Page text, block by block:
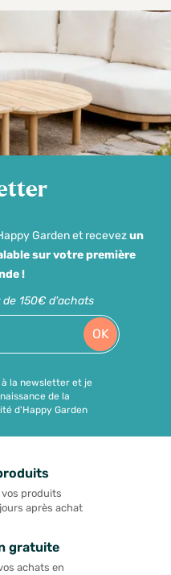
Garden et recevezun
sur votre première
!
150€ d'achats
OK
la newsletter et je
de la
d'Happy Garden
produits
jours après achat
gratuite
achats en